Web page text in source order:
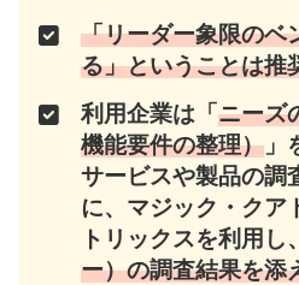
「リーダー象限のベ
る」ということは推
利用企業は「 ニーズ
機能要件の整理）」
サービスや製品の調
に、マジック・クア
トリックスを利用し、
ー）の調査結果を添